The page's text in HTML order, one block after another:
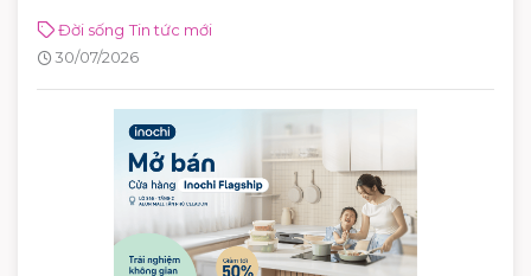
Đời sống Tin tức mới
30/07/2026